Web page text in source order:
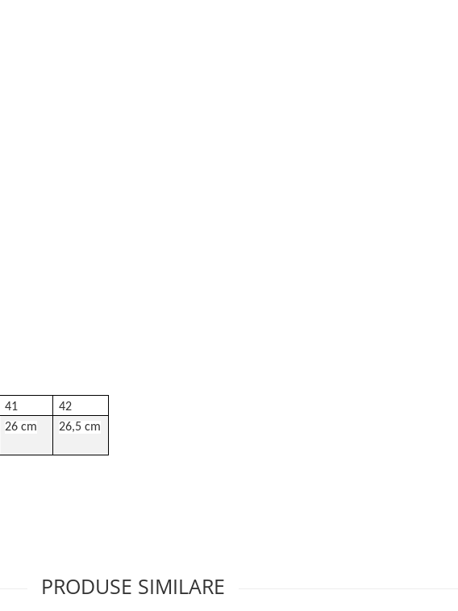
41
42
26 cm 26,5 cm
PRODUSE SIMILARE